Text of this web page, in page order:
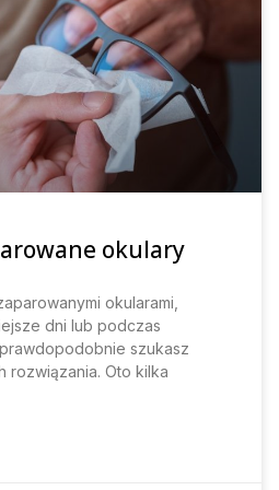
okulary
okularami,
dni lub podczas
szukasz
rozwiązania. Oto kilka